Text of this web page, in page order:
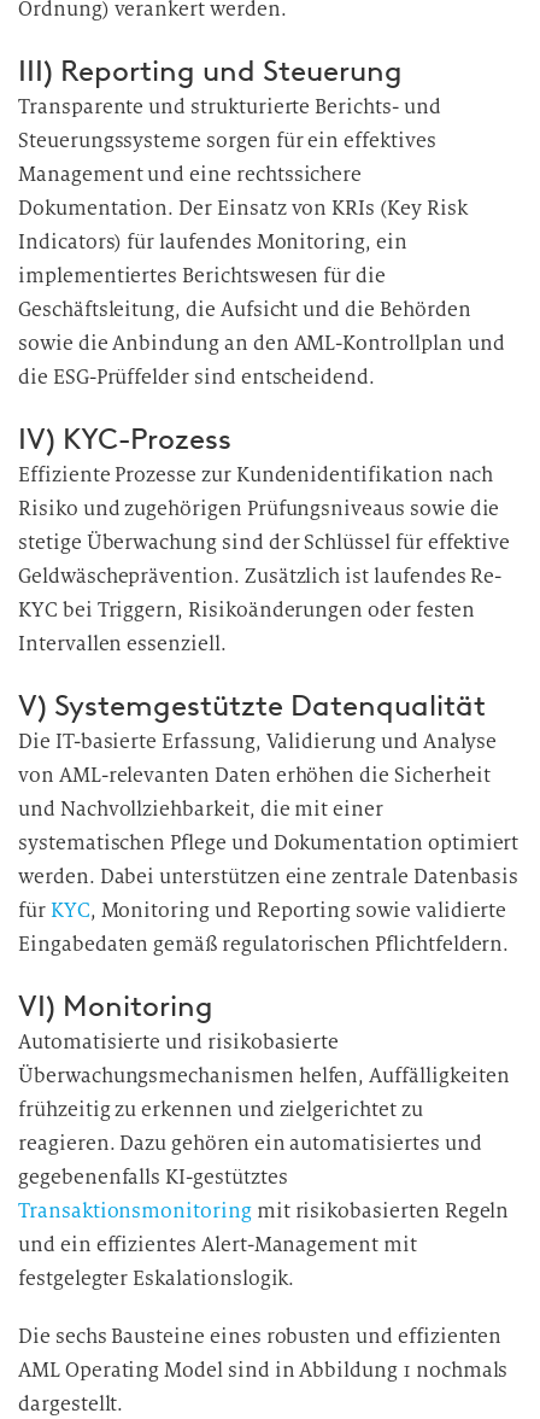
Ordnung) verankert werden.
III) Reporting und Steuerung
Transparente und strukturierte Berichts- und
Steuerungssysteme sorgen für ein effektives
Management und eine rechtssichere
Dokumentation. Der Einsatz von KRIs (Key Risk
Indicators) für laufendes Monitoring, ein
implementiertes Berichtswesen für die
Geschäftsleitung, die Aufsicht und die Behörden
sowie die Anbindung an den AML-Kontrollplan und
die ESG-Prüffelder sind entscheidend.
IV) KYC-Prozess
Effiziente Prozesse zur Kundenidentifikation nach
Risiko und zugehörigen Prüfungsniveaus sowie die
stetige Überwachung sind der Schlüssel für effektive
Geldwäscheprävention. Zusätzlich ist laufendes Re-
KYC bei Triggern, Risikoänderungen oder festen
Intervallen essenziell.
V) Systemgestützte Datenqualität
Die IT-basierte Erfassung, Validierung und Analyse
von AML-relevanten Daten erhöhen die Sicherheit
und Nachvollziehbarkeit, die mit einer
systematischen Pflege und Dokumentation optimiert
werden. Dabei unterstützen eine zentrale Datenbasis
fürKYC, Monitoring und Reporting sowie validierte
Eingabedaten gemäß regulatorischen Pflichtfeldern.
VI) Monitoring
Automatisierte und risikobasierte
Überwachungsmechanismen helfen, Auffälligkeiten
frühzeitig zu erkennen und zielgerichtet zu
reagieren. Dazu gehören ein automatisiertes und
gegebenenfalls KI-gestütztes
Transaktionsmonitoringmit risikobasierten Regeln
und ein effizientes Alert-Management mit
festgelegter Eskalationslogik.
Die sechs Bausteine eines robusten und effizienten
AML Operating Model sind in Abbildung 1 nochmals
dargestellt.